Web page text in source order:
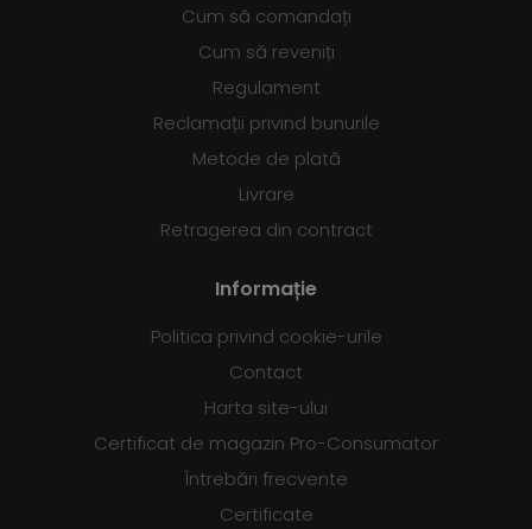
Cum să comandați
Cum să reveniți
Regulament
Reclamații privind bunurile
Metode de plată
Livrare
Retragerea din contract
Informație
Politica privind cookie-urile
Contact
Harta site-ului
Certificat de magazin Pro-Consumator
Întrebări frecvente
Certificate